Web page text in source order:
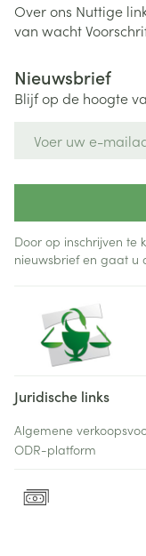
Over ons Nuttige
van wacht
Nieuwsbrief
Blijf op de hoogte
Door op inschrijven te
nieuwsbrief en gaat u
Juridische links
Algemene
ODR-platform